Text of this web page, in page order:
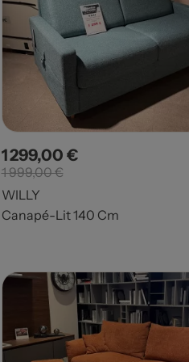
Prix
1 299,00 €Prix de base
1 999,00 €
WILLY
Canapé-Lit 140 Cm